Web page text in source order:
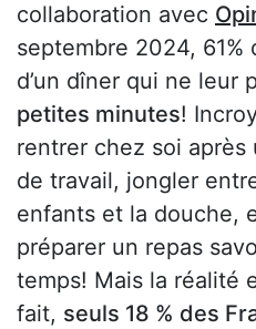
collaboration avec
septembre 2024,
d’un dîner qui ne leur
petites minutes!
rentrer chez soi
de travail, jongler
enfants et la douche,
préparer un repas
temps! Mais la réalité
fait, seuls 18 % des